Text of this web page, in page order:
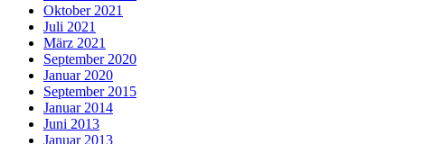
Oktober 2021
Juli 2021
März 2021
September 2020
Januar 2020
September 2015
Januar 2014
Juni 2013
Januar 2013